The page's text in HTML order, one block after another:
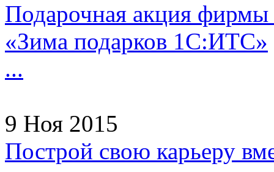
Подарочная акция
«Зима подарков 1С:ИТС»
...
9 Ноя 2015
Построй свою карьеру